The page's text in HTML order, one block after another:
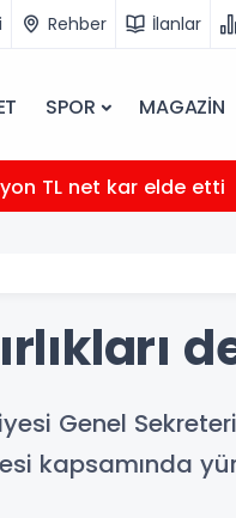
Rehber İlanlar
SPOR MAGAZİN
TL net kar elde etti
Genel
kapsamında